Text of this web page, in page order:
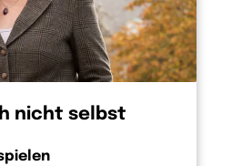
nicht selbst